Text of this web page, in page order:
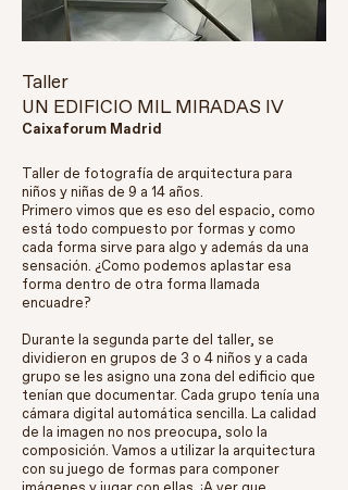
Taller
UN EDIFICIO MIL MIRADAS IV
Caixaforum Madrid
Taller de fotografía de arquitectura para
niños y niñas de 9 a 14 años.
Primero vimos que es eso del espacio, como
está todo compuesto por formas y como
cada forma sirve para algo y además da una
sensación. ¿Como podemos aplastar esa
forma dentro de otra forma llamada
encuadre?
Durante la segunda parte del taller, se
dividieron en grupos de 3 o 4 niños y a cada
grupo se les asigno una zona del edificio que
tenían que documentar. Cada grupo tenía una
cámara digital automática sencilla. La calidad
de la imagen no nos preocupa, solo la
composición. Vamos a utilizar la arquitectura
con su juego de formas para componer